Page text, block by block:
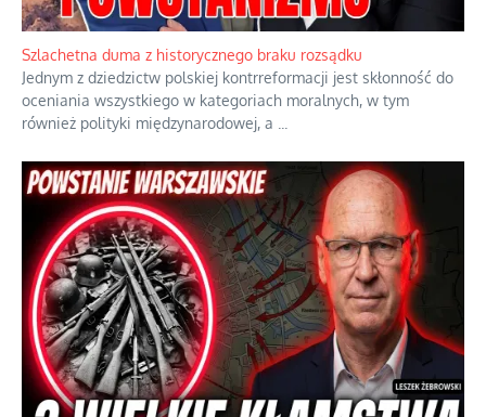
Ekspresowy kurs zbawienia z rodzinną katastrofą
Dramatyczne skutki skrajnej nadgorliwości we wspólnocie.